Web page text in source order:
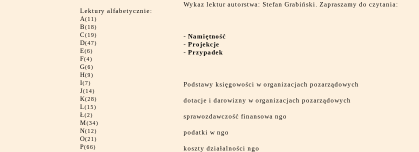
Lektury alfabetycznie:
A(11)
B(18)
C(19)
D(47)
E(6)
F(4)
G(6)
H(9)
I(7)
J(14)
K(28)
L(15)
Ł(2)
M(34)
N(12)
O(21)
P(66)
Wykaz lektur autorstwa: Stefan Grabiński. Zapraszamy do czytania:
- Namiętność
- Projekcje
- Przypadek
Podstawy księgowości w organizacjach pozarządowych
dotacje i darowizny w organizacjach pozarządowych
sprawozdawczość finansowa ngo
podatki w ngo
koszty działalności ngo